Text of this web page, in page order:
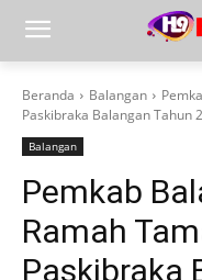
Beranda Balangan
Paskibraka Balangan Tahun
Balangan
Pemkab
Ramah
Paskibraka